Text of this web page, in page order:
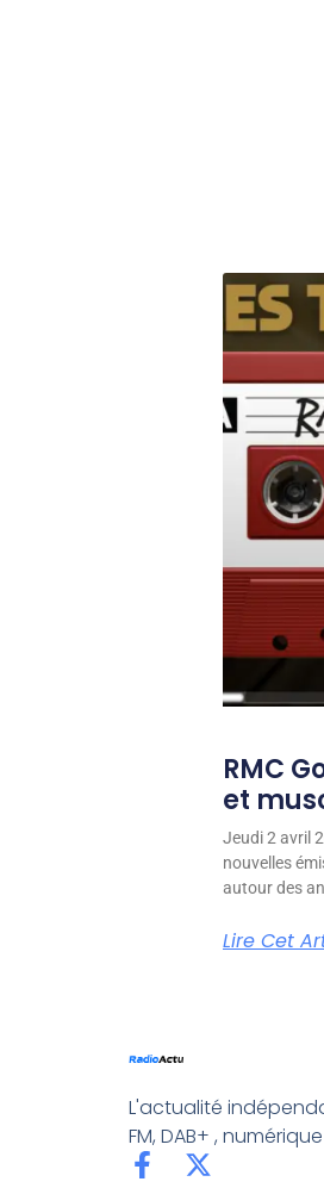
RMC
et
Jeudi 2 avril
nouvelles
autour des
Lire Cet
L'actualité
FM, DAB+ ,